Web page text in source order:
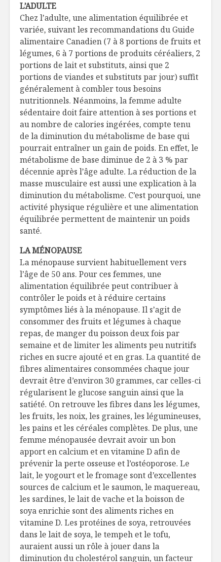
L’ADULTE
Chez l’adulte, une alimentation équilibrée et
variée, suivant les recommandations du Guide
alimentaire Canadien (7 à 8 portions de fruits et
légumes, 6 à 7 portions de produits céréaliers, 2
portions de lait et substituts, ainsi que 2
portions de viandes et substituts par jour) suffit
généralement à combler tous besoins
nutritionnels. Néanmoins, la femme adulte
sédentaire doit faire attention à ses portions et
au nombre de calories ingérées, compte tenu
de la diminution du métabolisme de base qui
pourrait entraîner un gain de poids. En effet, le
métabolisme de base diminue de 2 à 3 % par
décennie après l’âge adulte. La réduction de la
masse musculaire est aussi une explication à la
diminution du métabolisme. C’est pourquoi, une
activité physique régulière et une alimentation
équilibrée permettent de maintenir un poids
santé.
LA MÉNOPAUSE
La ménopause survient habituellement vers
l’âge de 50 ans. Pour ces femmes, une
alimentation équilibrée peut contribuer à
contrôler le poids et à réduire certains
symptômes liés à la ménopause. Il s’agit de
consommer des fruits et légumes à chaque
repas, de manger du poisson deux fois par
semaine et de limiter les aliments peu nutritifs
riches en sucre ajouté et en gras. La quantité de
fibres alimentaires consommées chaque jour
devrait être d’environ 30 grammes, car celles-ci
régularisent le glucose sanguin ainsi que la
satiété. On retrouve les fibres dans les légumes,
les fruits, les noix, les graines, les légumineuses,
les pains et les céréales complètes. De plus, une
femme ménopausée devrait avoir un bon
apport en calcium et en vitamine D afin de
prévenir la perte osseuse et l’ostéoporose. Le
lait, le yogourt et le fromage sont d’excellentes
sources de calcium et le saumon, le maquereau,
les sardines, le lait de vache et la boisson de
soya enrichie sont des aliments riches en
vitamine D. Les protéines de soya, retrouvées
dans le lait de soya, le tempeh et le tofu,
auraient aussi un rôle à jouer dans la
diminution du cholestérol sanguin, un facteur